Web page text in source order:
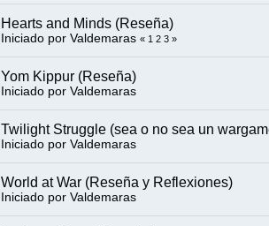
Hearts and Minds (Reseña)
Iniciado por Valdemaras « 1 2 3 »
Yom Kippur (Reseña)
Iniciado por Valdemaras
Twilight Struggle (sea o no sea un
Iniciado por Valdemaras
World at War (Reseña y Reflexiones)
Iniciado por Valdemaras